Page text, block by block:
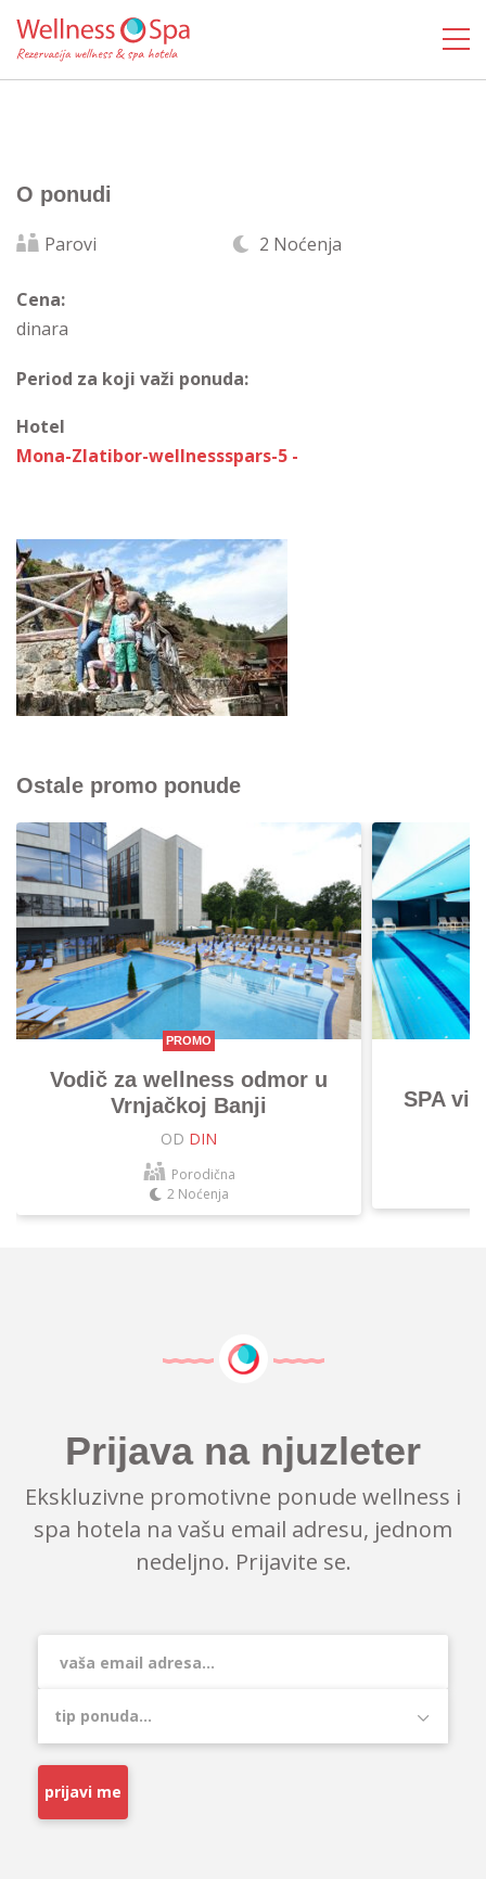
O ponudi
Parovi 2 Noćenja
Cena:
dinara
Period za koji važi ponuda:
Hotel
Mona-Zlatibor-wellnessspars-5 -
Ostale promo ponude
PROMO
Vodič za wellness odmor u
Vrnjačkoj Banji
OD DIN
Porodična
2 Noćenja
SPA
Prijava na njuzleter
Ekskluzivne promotivne ponude wellness i
spa hotela na vašu email adresu, jednom
nedeljno. Prijavite se.
prijavi me